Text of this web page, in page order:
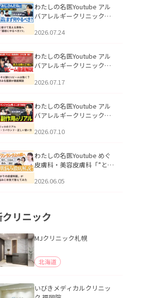
説」を公開いたしました。
わたしの名医Youtube アル
バアレルギークリニック札
える男性へ｜医師が教える
公開いたしました。
2026.07.24
わたしの名医Youtube アル
バアレルギークリニック札
跡にVビームは効く？向いて
説」を公開いたしました。
2026.07.17
わたしの名医Youtube アル
バアレルギークリニック札
医師が明かす副作用・リバ
公開いたしました。
2026.07.10
わたしの名医Youtube めぐ
皮膚科・美容皮膚科「”とお
ッズの肌悩みに本気で答え
2026.06.05
リニック
MJクリニック札幌
北海道
いびきメディカルクリニッ